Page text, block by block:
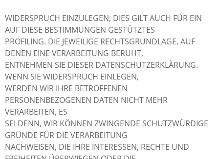
WIDERSPRUCH EINZULEGEN; DIES GILT AUCH FÜR EIN
AUF DIESE BESTIMMUNGEN GESTÜTZTES
PROFILING. DIE JEWEILIGE RECHTSGRUNDLAGE, AUF
DENEN EINE VERARBEITUNG BERUHT,
ENTNEHMEN SIE DIESER DATENSCHUTZERKLÄRUNG.
WENN SIE WIDERSPRUCH EINLEGEN,
WERDEN WIR IHRE BETROFFENEN
PERSONENBEZOGENEN DATEN NICHT MEHR
VERARBEITEN, ES
SEI DENN, WIR KÖNNEN ZWINGENDE SCHUTZWÜRDIGE
GRÜNDE FÜR DIE VERARBEITUNG
NACHWEISEN, DIE IHRE INTERESSEN, RECHTE UND